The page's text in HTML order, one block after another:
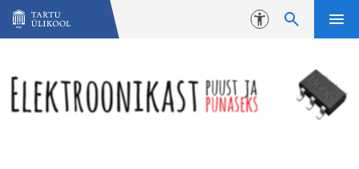
Liigu edasi põhisisu juurde
Juurdepääsetavus